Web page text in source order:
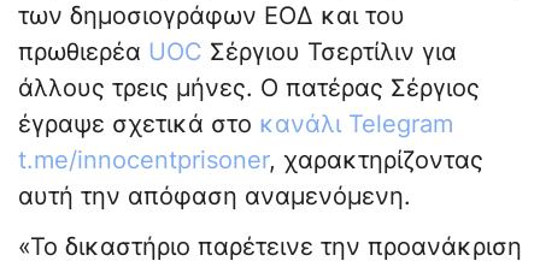
των δημοσιογράφων ΕΟΔ και του
πρωθιερέα UOC Σέργιου Τσερτίλιν για
άλλους τρεις μήνες. Ο πατέρας Σέργιος
έγραψε σχετικά στο κανάλι Telegram
t.me/innocentprisoner, χαρακτηρίζοντας
αυτή την απόφαση αναμενόμενη.
«Το δικαστήριο παρέτεινε την προανάκριση